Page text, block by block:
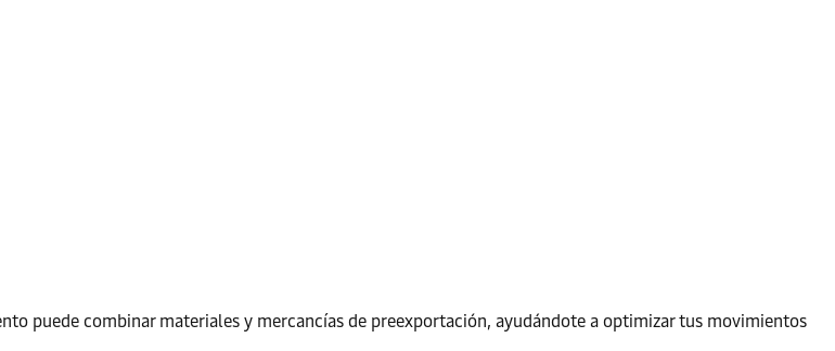
puede combinar materiales y mercancías de preexportación, ayudándote a optimizar tus movimientos